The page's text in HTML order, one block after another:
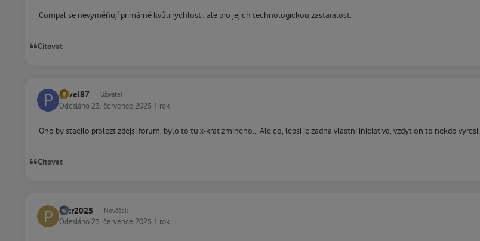
Compal se nevyměňují primárně kvůli rychlosti, ale pro jejich technologickou zastaralost.
Citovat
pavel87 Uživatel
Odesláno 23. července 2025 1 rok
Ono by stacilo prolezt zdejsi forum, bylo to tu x-krat zmineno... Ale co, lepsi je zadna vlastni iniciativa, vzdyt on to nekdo vyresi.
Citovat
Petr2025 Nováček
Odesláno 23. července 2025 1 rok